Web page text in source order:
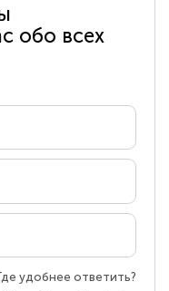
обо всех
удобнее ответить?